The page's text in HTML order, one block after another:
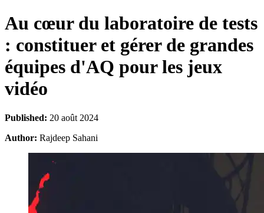
Au cœur du laboratoire de tests
: constituer et gérer de grandes
équipes d'AQ pour les jeux
vidéo
Published: 20 août 2024
Author: Rajdeep Sahani